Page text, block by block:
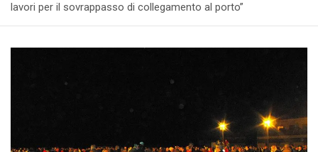
lavori per il sovrappasso di collegamento al porto”